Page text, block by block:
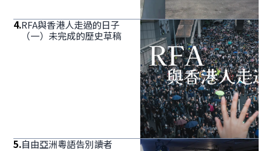
4.RFA與香港人走過的日子
（一）未完成的歷史草稿
5.自由亞洲粵語告別讀者